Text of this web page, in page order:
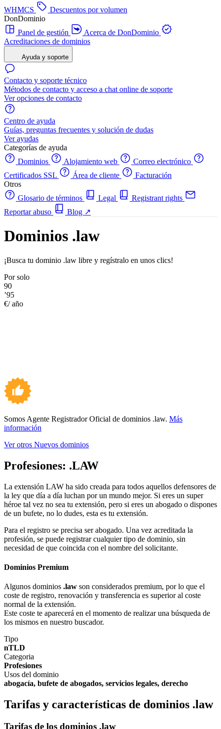
WHMCS
Descuentos por volumen
DonDominio
Panel de gestión
Acerca de DonDominio
Acreditaciones de dominios
Ayuda y soporte
Contacto y soporte técnico
Métodos de contacto y acceso a chat online de soporte
Ver opciones de contacto
Centro de ayuda
Guías, preguntas frecuentes y solución de dudas
Ver ayudas
Categorías de ayuda
Dominios
Alojamiento web
Correo electrónico
Certificados SSL
Área de cliente
Facturación
Otros
Glosario de términos
Legal
Registrant rights
Reportar abuso
Blog ↗
Dominios .law
¡Busca tu dominio .law libre y regístralo en unos clics!
Por solo
90
’95
€/ año
Somos Agente Registrador Oficial de dominios .law. Más
información
Ver otros Nuevos dominios
Profesiones: .LAW
La extensión LAW ha sido creada para todos aquellos defensores de
la ley que día a día luchan por un mundo mejor. Si eres un super
héroe tal vez no sea tu extensión, pero si eres un abogado o dispones
de un bufete, no lo dudes, esta es tu extensión.
Para el registro se precisa ser abogado. Una vez acreditada la
profesión, se puede registrar cualquier tipo de dominio, sin
necesidad de que coincida con el nombre del solicitante.
Dominios Premium
Algunos dominios .law son considerados premium, por lo que el
coste de registro, renovación y transferencia es superior al coste
normal de la extensión.
Este coste te aparecerá en el momento de realizar una búsqueda de
los mismos en nuestro buscador.
Tipo
nTLD
Categoria
Profesiones
Usos del dominio
abogacía, bufete de abogados, servicios legales, derecho
Tarifas y características de dominios .law
Tarifas de los dominios .law